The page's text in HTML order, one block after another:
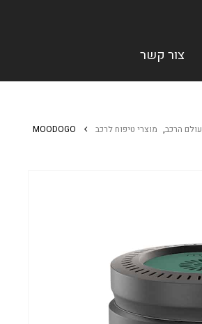
צור קשר
עולם הרכב, מוצרי טיפוח לרכב MOODOGO